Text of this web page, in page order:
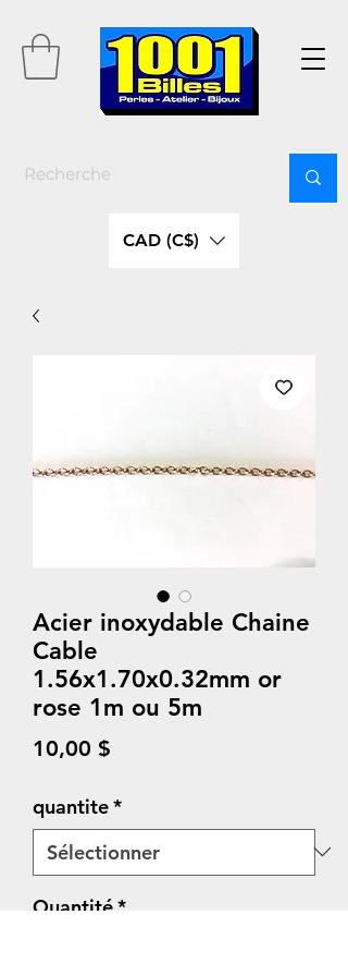
CAD (C$)
Acier inoxydable Chaine
Cable
1.56x1.70x0.32mm or
rose 1m ou 5m
10,00 $
quantite*
Quantité*